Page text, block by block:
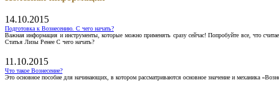
14.10.2015
Подготовка к Вознесению. С чего начать?
Важная информация и инструменты, которые можно применять сразу сейчас! Попробуйте все, что
Статья Лизы Ренее С чего начать?
11.10.2015
Что такое Вознесение?
Это основное пособие для начинающих, в котором рассматриваются основное значение и механика